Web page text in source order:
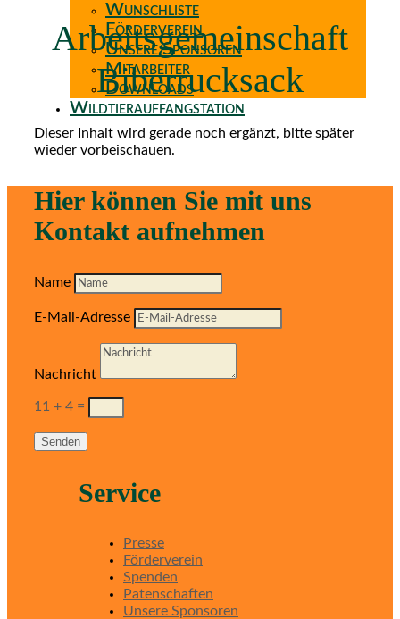
Wunschliste
Förderverein
Unsere Sponsoren
Mitarbeiter
Downloads
Wildtierauffangstation
Arbeitsgemeinschaft
Biberrucksack
Dieser Inhalt wird gerade noch ergänzt, bitte später
wieder vorbeischauen.
Hier können Sie mit uns
Kontakt aufnehmen
Name
E-Mail-Adresse
Nachricht
11 + 4 =
Senden
Service
Presse
Förderverein
Spenden
Patenschaften
Unsere Sponsoren